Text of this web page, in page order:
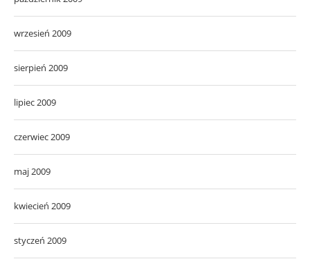
wrzesień 2009
sierpień 2009
lipiec 2009
czerwiec 2009
maj 2009
kwiecień 2009
styczeń 2009